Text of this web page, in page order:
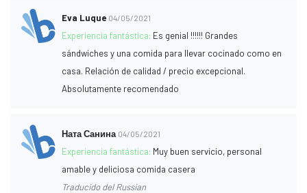
Eva Luque 04/05/2021
Experiencia fantástica: Es genial !!!!!! Grandes
sándwiches y una comida para llevar cocinado como en
casa. Relación de calidad / precio excepcional.
Absolutamente recomendado
Ната Санина 04/05/2021
Experiencia fantástica: Muy buen servicio, personal
amable y deliciosa comida casera
Traducido del Russian